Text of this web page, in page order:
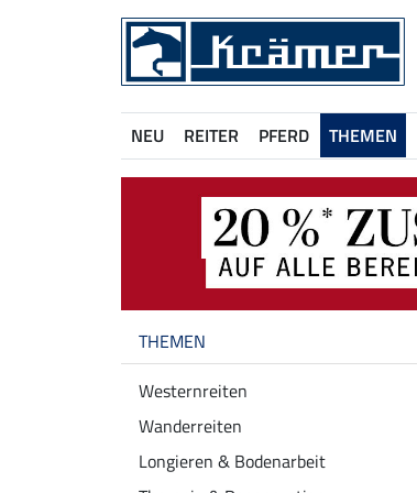
NEU REITER PFERD THEMEN
THEMEN
Westernreiten
Wanderreiten
Longieren & Bodenarbeit